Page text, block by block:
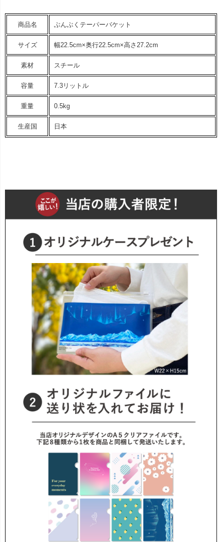
商品名 ぶんぶくテーパーバケット
サイズ 幅22.5cm×奥行22.5cm×高さ27.2cm
素材 スチール
容量 7.3リットル
重量 0.5kg
生産国 日本